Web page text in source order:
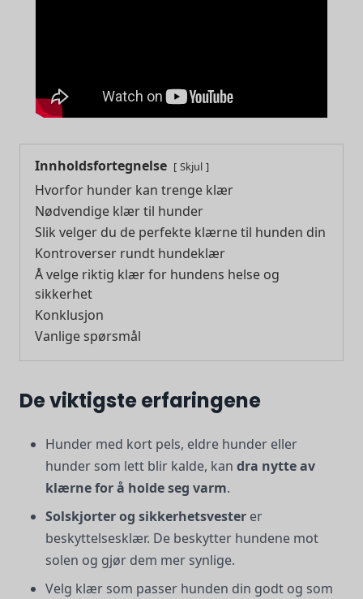
Innholdsfortegnelse Skjul
Hvorfor hunder kan trenge klær
Nødvendige klær til hunder
Slik velger du de perfekte klærne til hunden din
Kontroverser rundt hundeklær
Å velge riktig klær for hundens helse og
sikkerhet
Konklusjon
Vanlige spørsmål
De viktigste erfaringene
Hunder med kort pels, eldre hunder eller
hunder som lett blir kalde, kan dra nytte av
klærne for å holde seg varm.
Solskjorter og sikkerhetsvester er
beskyttelsesklær. De beskytter hundene mot
solen og gjør dem mer synlige.
Velg klær som passer hunden din godt og som